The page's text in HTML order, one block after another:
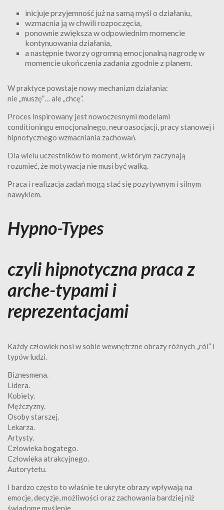
inicjuje przyjemność już na samą myśl o działaniu,
wzmacnia ją w chwili rozpoczęcia,
ponownie zwiększa w odpowiednim momencie
kontynuowania działania,
a następnie tworzy ogromną emocjonalną nagrodę w
momencie ukończenia zadania zgodnie z planem.
W praktyce powstaje nowy mechanizm działania:
nie „muszę”… ale „chcę”.
Proces inspirowany jest nowoczesnymi modelami
conditioningu emocjonalnego, neuroasocjacji, pracy stanowej i
hipnotycznego wzmacniania zachowań.
Dla wielu uczestników to moment, w którym zaczynają
rozumieć, że motywacja nie musi być walką.
Praca i realizacja zadań mogą stać się pozytywnym i silnym
nawykiem.
Hypno-Types
czyli hipnotyczna praca z
arche-typami i
reprezentacjami
Każdy człowiek nosi w sobie wewnętrzne obrazy różnych „ról” i
typów ludzi.
Biznesmena.
Lidera.
Kobiety.
Mężczyzny.
Osoby starszej.
Lekarza.
Artysty.
Człowieka bogatego.
Człowieka atrakcyjnego.
Autorytetu.
I bardzo często to właśnie te ukryte obrazy wpływają na
emocje, decyzje, możliwości oraz zachowania bardziej niż
świadome myślenie.